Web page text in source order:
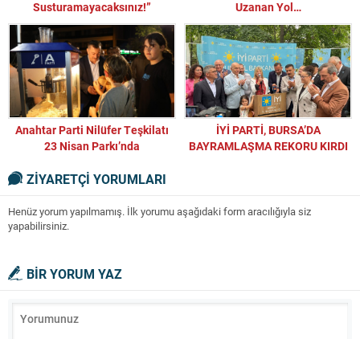
Susturamayacaksınız!”
Uzanan Yol…
Anahtar Parti Nilüfer Teşkilatı
23 Nisan Parkı’nda
İYİ PARTİ, BURSA’DA
BAYRAMLAŞMA REKORU KIRDI
ZİYARETÇİ YORUMLARI
Henüz yorum yapılmamış. İlk yorumu aşağıdaki form aracılığıyla siz
yapabilirsiniz.
BİR YORUM YAZ